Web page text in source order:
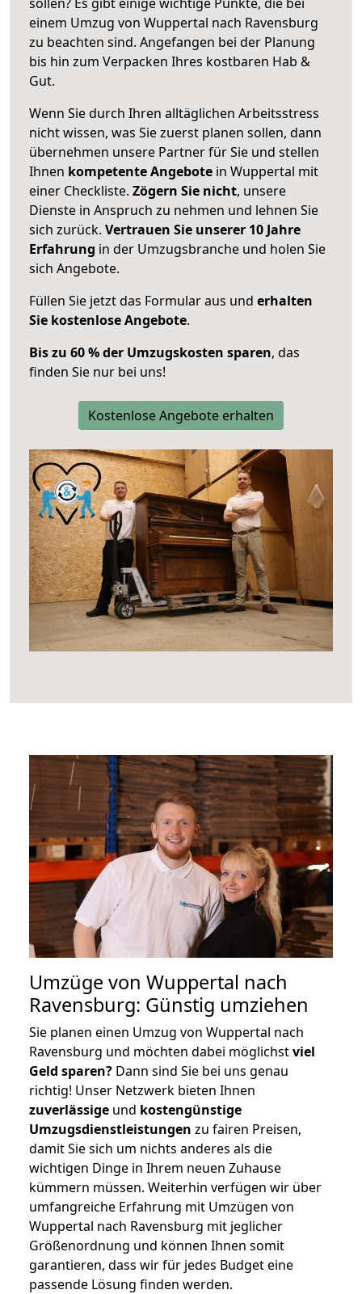
einem Umzug von Wuppertal nach Ravensburg
zu beachten sind. Angefangen bei der Planung
bis hin zum Verpacken Ihres kostbaren Hab &
Gut.
Wenn Sie durch Ihren alltäglichen Arbeitsstress
nicht wissen, was Sie zuerst planen sollen, dann
übernehmen unsere Partner für Sie und stellen
Ihnen kompetente Angebote in Wuppertal mit
einer Checkliste. Zögern Sie nicht, unsere
Dienste in Anspruch zu nehmen und lehnen Sie
sich zurück. Vertrauen Sie unserer 10 Jahre
Erfahrung in der Umzugsbranche und holen Sie
sich Angebote.
Füllen Sie jetzt das Formular aus und erhalten
Sie kostenlose Angebote.
Bis zu 60 % der Umzugskosten sparen, das
finden Sie nur bei uns!
Kostenlose Angebote erhalten
Umzüge von Wuppertal nach
Ravensburg: Günstig umziehen
Sie planen einen Umzug von Wuppertal nach
Ravensburg und möchten dabei möglichstviel
Geld sparen? Dann sind Sie bei uns genau
richtig! Unser Netzwerk bieten Ihnen
zuverlässige und kostengünstige
Umzugsdienstleistungen zu fairen Preisen,
damit Sie sich um nichts anderes als die
wichtigen Dinge in Ihrem neuen Zuhause
kümmern müssen. Weiterhin verfügen wir über
umfangreiche Erfahrung mit Umzügen von
Wuppertal nach Ravensburg mit jeglicher
Größenordnung und können Ihnen somit
garantieren, dass wir für jedes Budget eine
passende Lösung finden werden.